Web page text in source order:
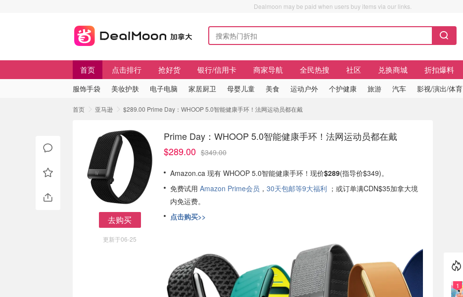
Dealmoon may be paid when users buy items via our links.
首页 点击排行 抢好货 银行/信用卡 商家导航 全民热搜 社区 兑换商城 折扣爆料
服饰手袋 美妆护肤 电子电脑 家居厨卫 母婴儿童 美食 运动户外 个护健康 旅游 汽车 影视/演出/体育
首页 亚马逊 $289.00 Prime Day：WHOOP 5.0智能健康手环！法网运动员都在戴
去购买
更新于06-25
Prime Day：WHOOP 5.0智能健康手环！法网运动员都在戴
$289.00 $349.00
Amazon.ca 现有 WHOOP 5.0智能健康手环！现价$289(指导价$349)。
免费试用 Amazon Prime会员 ， 30天包邮等9大福利 ；或订单满CDN$35加拿大境
内免运费。
点击购买>>